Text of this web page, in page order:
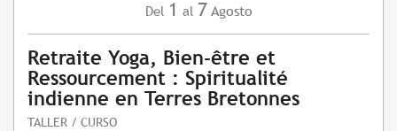
Del 1 al 7 Agosto
Retraite Yoga, Bien-être et
Ressourcement : Spiritualité
indienne en Terres Bretonnes
TALLER / CURSO